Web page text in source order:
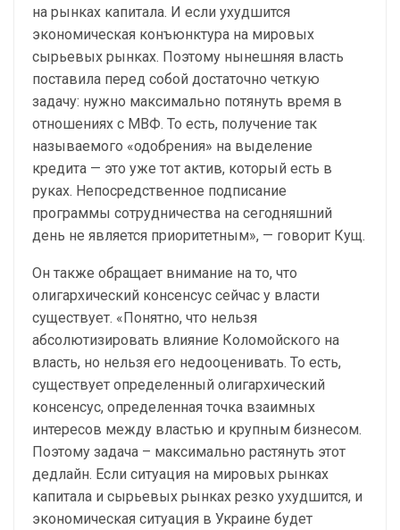
на рынках капитала. И если ухудшится
экономическая конъюнктура на мировых
сырьевых рынках. Поэтому нынешняя власть
поставила перед собой достаточно четкую
задачу: нужно максимально потянуть время в
отношениях с МВФ. То есть, получение так
называемого «одобрения» на выделение
кредита — это уже тот актив, который есть в
руках. Непосредственное подписание
программы сотрудничества на сегодняшний
день не является приоритетным», — говорит Кущ.
Он также обращает внимание на то, что
олигархический консенсус сейчас у власти
существует. «Понятно, что нельзя
абсолютизировать влияние Коломойского на
власть, но нельзя его недооценивать. То есть,
существует определенный олигархический
консенсус, определенная точка взаимных
интересов между властью и крупным бизнесом.
Поэтому задача – максимально растянуть этот
дедлайн. Если ситуация на мировых рынках
капитала и сырьевых рынках резко ухудшится, и
экономическая ситуация в Украине будет